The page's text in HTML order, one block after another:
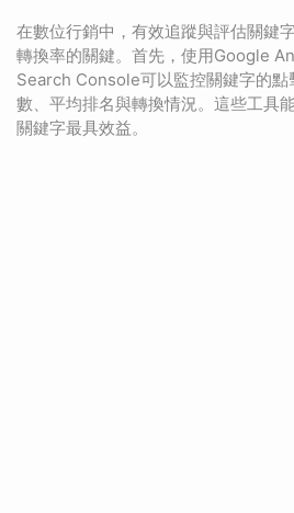
在數位行銷中，有效追蹤與評估關鍵
轉換率的關鍵。首先，使用Google
Search Console可以監控關鍵字的點
數、平均排名與轉換情況。這些工具
關鍵字最具效益。